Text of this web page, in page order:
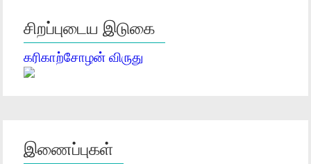
சிறப்புடைய இடுகை
கரிகாற்சோழன் விருது
இணைப்புகள்